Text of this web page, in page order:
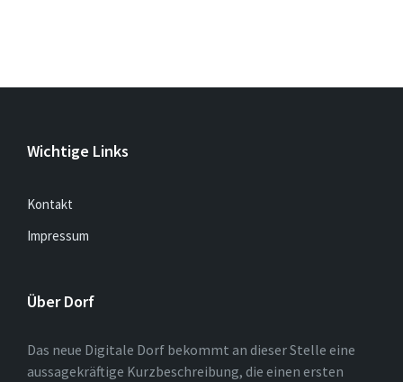
Wichtige Links
Kontakt
Impressum
Über Dorf
Das neue Digitale Dorf bekommt an dieser Stelle eine
aussagekräftige Kurzbeschreibung, die einen ersten